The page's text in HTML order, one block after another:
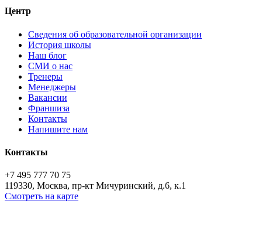
Центр
Сведения об образовательной организации
История школы
Наш блог
СМИ о нас
Тренеры
Менеджеры
Вакансии
Франшиза
Контакты
Напишите нам
Контакты
+7 495 777 70 75
119330, Москва, пр-кт Мичуринский, д.6, к.1
Смотреть на карте